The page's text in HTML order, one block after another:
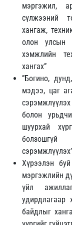
мэргэжил,
сүлжээний
хангаж,
олон улсын
хэмжлийн
хангах”
”Богино,
мэдээ, цаг
болон
шуурхай
Хүрээлэн
мэргэжлийн
үйл
удирдлагаар
байдлыг